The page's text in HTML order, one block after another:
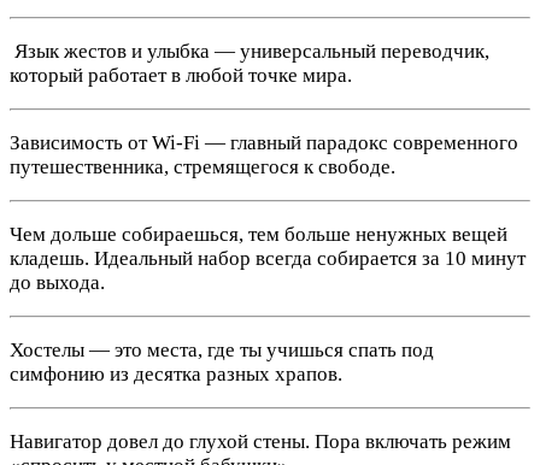
️ Язык жестов и улыбка — универсальный переводчик,
который работает в любой точке мира.
Зависимость от Wi-Fi — главный парадокс современного
путешественника, стремящегося к свободе.
Чем дольше собираешься, тем больше ненужных вещей
кладешь. Идеальный набор всегда собирается за 10 минут
до выхода.
Хостелы — это места, где ты учишься спать под
симфонию из десятка разных храпов.
Навигатор довел до глухой стены. Пора включать режим